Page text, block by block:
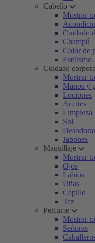
Cabello
Mostrar
Cuidado
Champú
Color de
Estilismo
Cuidado
Mostrar
Manos y
Lociones
Aceites
Limpieza
Sol
Jabones
Maquillaje
Mostrar
Ojos
Labios
Uñas
Cepillo
Tez
Perfume
Mostrar
Señoras